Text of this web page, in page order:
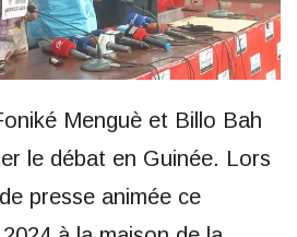
Menguè et Billo Bah
le débat en Guinée. Lors
presse animée ce